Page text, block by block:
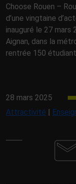
Choose Rouen –
d’une vingtaine
inauguré le 27 mars
Aignan, dans la
rentrée 150
28 mars 2025
Attractivité |